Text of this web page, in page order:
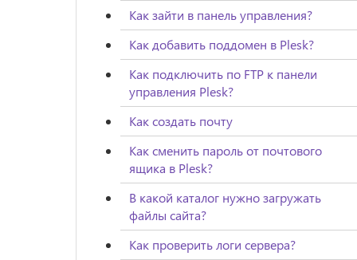
Как зайти в панель управления?
Как добавить поддомен в Plesk?
Как подключить по FTP к панели
управления Plesk?
Как создать почту
Как сменить пароль от почтового
ящика в Plesk?
В какой каталог нужно загружать
файлы сайта?
Как проверить логи сервера?